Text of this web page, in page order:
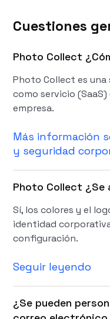
Cuestiones
Photo Collect
Photo Collect es
como servicio
empresa.
Más información
y seguridad
Photo Collect ¿Se
Sí, los colores y el
identidad
configuración.
Seguir leyendo
¿Se pueden